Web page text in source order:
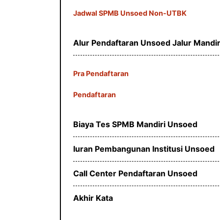
Jadwal SPMB Unsoed Non-UTBK
Alur Pendaftaran Unsoed Jalur
Pra Pendaftaran
Pendaftaran
Biaya Tes SPMB Mandiri Unsoed
Iuran Pembangunan Institusi Unsoed
Call Center Pendaftaran Unsoed
Akhir Kata